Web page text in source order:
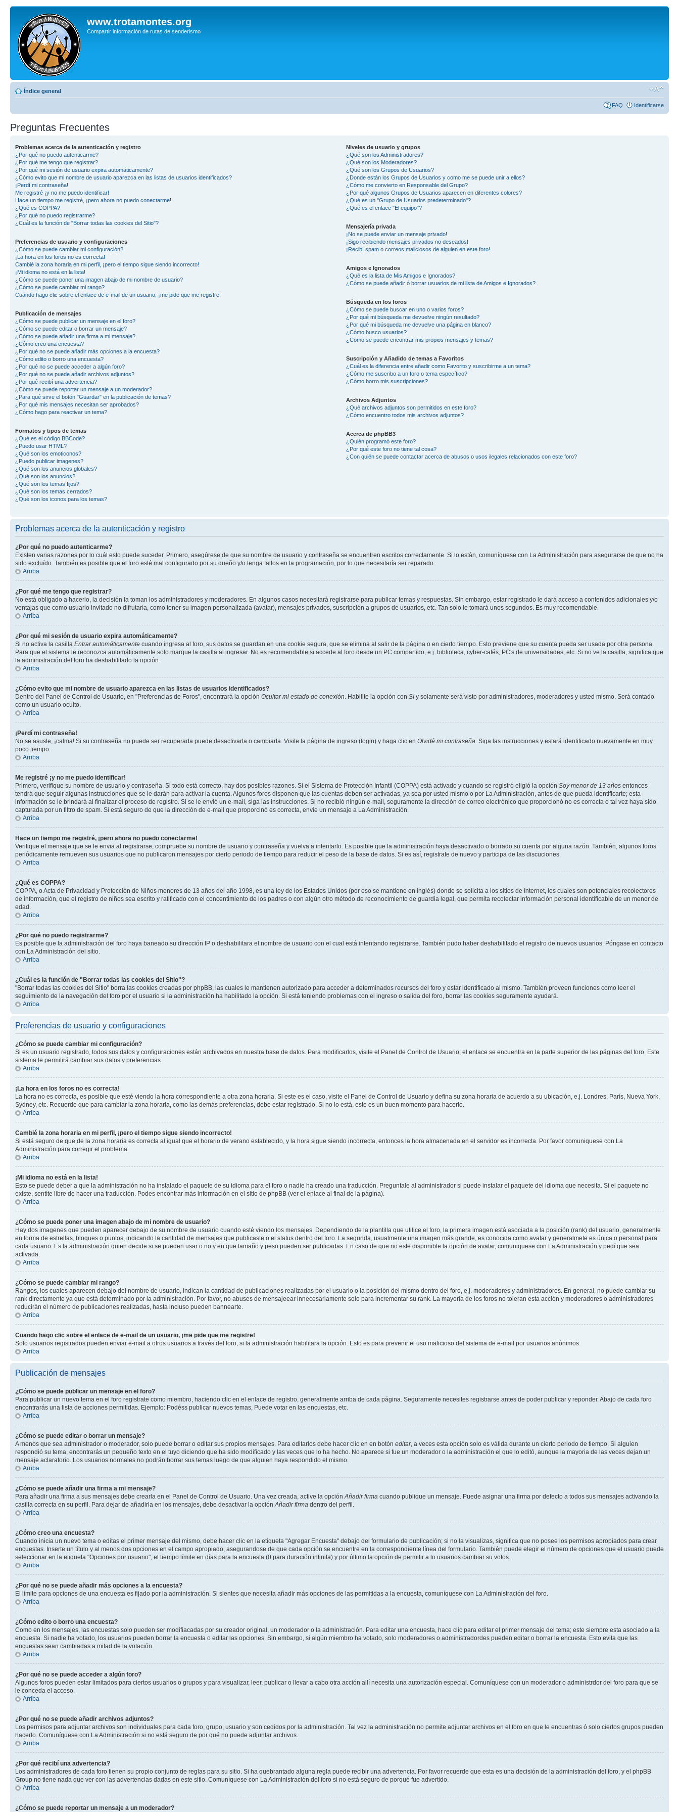
www.trotamontes.org
Compartir información de rutas de senderismo
Índice general
FAQ Identificarse
Preguntas Frecuentes
Problemas acerca de la autenticación y registro
¿Por qué no puedo autenticarme?
¿Por qué me tengo que registrar?
¿Por qué mi sesión de usuario expira automáticamente?
¿Cómo evito que mi nombre de usuario aparezca en las listas de usuarios identificados?
¡Perdí mi contraseña!
Me registré ¡y no me puedo identificar!
Hace un tiempo me registré, ¡pero ahora no puedo conectarme!
¿Qué es COPPA?
¿Por qué no puedo registrarme?
¿Cuál es la función de "Borrar todas las cookies del Sitio"?
Preferencias de usuario y configuraciones
¿Cómo se puede cambiar mi configuración?
¡La hora en los foros no es correcta!
Cambié la zona horaria en mi perfil, ¡pero el tiempo sigue siendo incorrecto!
¡Mi idioma no está en la lista!
¿Cómo se puede poner una imagen abajo de mi nombre de usuario?
¿Cómo se puede cambiar mi rango?
Cuando hago clic sobre el enlace de e-mail de un usuario, ¡me pide que me registre!
Publicación de mensajes
¿Cómo se puede publicar un mensaje en el foro?
¿Cómo se puede editar o borrar un mensaje?
¿Cómo se puede añadir una firma a mi mensaje?
¿Cómo creo una encuesta?
¿Por qué no se puede añadir más opciones a la encuesta?
¿Cómo edito o borro una encuesta?
¿Por qué no se puede acceder a algún foro?
¿Por qué no se puede añadir archivos adjuntos?
¿Por qué recibí una advertencia?
¿Cómo se puede reportar un mensaje a un moderador?
¿Para qué sirve el botón "Guardar" en la publicación de temas?
¿Por qué mis mensajes necesitan ser aprobados?
¿Cómo hago para reactivar un tema?
Formatos y tipos de temas
¿Qué es el código BBCode?
¿Puedo usar HTML?
¿Qué son los emoticonos?
¿Puedo publicar imagenes?
¿Qué son los anuncios globales?
¿Qué son los anuncios?
¿Qué son los temas fijos?
¿Qué son los temas cerrados?
¿Qué son los iconos para los temas?
Niveles de usuario y grupos
¿Qué son los Administradores?
¿Qué son los Moderadores?
¿Qué son los Grupos de Usuarios?
¿Donde están los Grupos de Usuarios y como me se puede unir a ellos?
¿Cómo me convierto en Responsable del Grupo?
¿Por qué algunos Grupos de Usuarios aparecen en diferentes colores?
¿Qué es un "Grupo de Usuarios predeterminado"?
¿Qué es el enlace "El equipo"?
Mensajería privada
¡No se puede enviar un mensaje privado!
¡Sigo recibiendo mensajes privados no deseados!
¡Recibí spam o correos maliciosos de alguien en este foro!
Amigos e Ignorados
¿Qué es la lista de Mis Amigos e Ignorados?
¿Cómo se puede añadir ó borrar usuarios de mi lista de Amigos e Ignorados?
Búsqueda en los foros
¿Cómo se puede buscar en uno o varios foros?
¿Por qué mi búsqueda me devuelve ningún resultado?
¿Por qué mi búsqueda me devuelve una página en blanco?
¿Cómo busco usuarios?
¿Como se puede encontrar mis propios mensajes y temas?
Suscripción y Añadido de temas a Favoritos
¿Cuál es la diferencia entre añadir como Favorito y suscribirme a un tema?
¿Cómo me suscribo a un foro o tema específico?
¿Cómo borro mis suscripciones?
Archivos Adjuntos
¿Qué archivos adjuntos son permitidos en este foro?
¿Cómo encuentro todos mis archivos adjuntos?
Acerca de phpBB3
¿Quién programó este foro?
¿Por qué este foro no tiene tal cosa?
¿Con quién se puede contactar acerca de abusos o usos ilegales relacionados con este foro?
Problemas acerca de la autenticación y registro
¿Por qué no puedo autenticarme?
Existen varias razones por lo cuál esto puede suceder. Primero, asegúrese de que su nombre de usuario y contraseña se encuentren escritos correctamente. Si lo están, comuníquese con La Administración para asegurarse de que no ha
sido excluído. También es posible que el foro esté mal configurado por su dueño y/o tenga fallos en la programación, por lo que necesitaría ser reparado.
Arriba
¿Por qué me tengo que registrar?
No está obligado a hacerlo, la decisión la toman los administradores y moderadores. En algunos casos necesitará registrarse para publicar temas y respuestas. Sin embargo, estar registrado le dará acceso a contenidos adicionales y/o
ventajas que como usuario invitado no difrutaría, como tener su imagen personalizada (avatar), mensajes privados, suscripción a grupos de usuarios, etc. Tan solo le tomará unos segundos. Es muy recomendable.
Arriba
¿Por qué mi sesión de usuario expira automáticamente?
Si no activa la casilla Entrar automáticamente cuando ingresa al foro, sus datos se guardan en una cookie segura, que se elimina al salir de la página o en cierto tiempo. Esto previene que su cuenta pueda ser usada por otra persona.
Para que el sistema le reconozca automáticamente solo marque la casilla al ingresar. No es recomendable si accede al foro desde un PC compartido, e.j. biblioteca, cyber-cafés, PC's de universidades, etc. Si no ve la casilla, significa que
la administración del foro ha deshabilitado la opción.
Arriba
¿Cómo evito que mi nombre de usuario aparezca en las listas de usuarios identificados?
Dentro del Panel de Control de Usuario, en "Preferencias de Foros", encontrará la opción Ocultar mi estado de conexión. Habilite la opción con SI y solamente será visto por administradores, moderadores y usted mismo. Será contado
como un usuario oculto.
Arriba
¡Perdí mi contraseña!
No se asuste, ¡calma! Si su contraseña no puede ser recuperada puede desactivarla o cambiarla. Visite la página de ingreso (login) y haga clic en Olvidé mi contraseña. Siga las instrucciones y estará identificado nuevamente en muy
poco tiempo.
Arriba
Me registré ¡y no me puedo identificar!
Primero, verifique su nombre de usuario y contraseña. Si todo está correcto, hay dos posibles razones. Si el Sistema de Protección Infantil (COPPA) está activado y cuando se registró eligió la opción Soy menor de 13 años entonces
tendrá que seguir algunas instrucciones que se le darán para activar la cuenta. Algunos foros disponen que las cuentas deben ser activadas, ya sea por usted mismo o por La Administración, antes de que pueda identificarte; esta
información se le brindará al finalizar el proceso de registro. Si se le envió un e-mail, siga las instrucciones. Si no recibió ningún e-mail, seguramente la dirección de correo electrónico que proporcionó no es correcta o tal vez haya sido
capturada por un filtro de spam. Si está seguro de que la dirección de e-mail que proporcinó es correcta, envíe un mensaje a La Administración.
Arriba
Hace un tiempo me registré, ¡pero ahora no puedo conectarme!
Verifique el mensaje que se le envia al registrarse, compruebe su nombre de usuario y contraseña y vuelva a intentarlo. Es posible que la administración haya desactivado o borrado su cuenta por alguna razón. También, algunos foros
periódicamente remueven sus usuarios que no publicaron mensajes por cierto periodo de tiempo para reducir el peso de la base de datos. Si es así, registrate de nuevo y participa de las discuciones.
Arriba
¿Qué es COPPA?
COPPA, o Acta de Privacidad y Protección de Niños menores de 13 años del año 1998, es una ley de los Estados Unidos (por eso se mantiene en inglés) donde se solicita a los sitios de Internet, los cuales son potenciales recolectores
de información, que el registro de niños sea escrito y ratificado con el concentimiento de los padres o con algún otro método de reconocimiento de guardia legal, que permita recolectar información personal identificable de un menor de
edad.
Arriba
¿Por qué no puedo registrarme?
Es posible que la administración del foro haya baneado su dirección IP o deshabilitara el nombre de usuario con el cual está intentando registrarse. También pudo haber deshabilitado el registro de nuevos usuarios. Póngase en contacto
con La Administración del sitio.
Arriba
¿Cuál es la función de "Borrar todas las cookies del Sitio"?
"Borrar todas las cookies del Sitio" borra las cookies creadas por phpBB, las cuales le mantienen autorizado para acceder a determinados recursos del foro y estar identificado al mismo. También proveen funciones como leer el
seguimiento de la navegación del foro por el usuario si la administración ha habilitado la opción. Si está teniendo problemas con el ingreso o salida del foro, borrar las cookies seguramente ayudará.
Arriba
Preferencias de usuario y configuraciones
¿Cómo se puede cambiar mi configuración?
Si es un usuario registrado, todos sus datos y configuraciones están archivados en nuestra base de datos. Para modificarlos, visite el Panel de Control de Usuario; el enlace se encuentra en la parte superior de las páginas del foro. Este
sistema le permitirá cambiar sus datos y preferencias.
Arriba
¡La hora en los foros no es correcta!
La hora no es correcta, es posible que esté viendo la hora correspondiente a otra zona horaria. Si este es el caso, visite el Panel de Control de Usuario y defina su zona horaria de acuerdo a su ubicación, e.j. Londres, París, Nueva York,
Sydney, etc. Recuerde que para cambiar la zona horaria, como las demás preferencias, debe estar registrado. Si no lo está, este es un buen momento para hacerlo.
Arriba
Cambié la zona horaria en mi perfil, ¡pero el tiempo sigue siendo incorrecto!
Si está seguro de que de la zona horaria es correcta al igual que el horario de verano establecido, y la hora sigue siendo incorrecta, entonces la hora almacenada en el servidor es incorrecta. Por favor comuniquese con La
Administración para corregir el problema.
Arriba
¡Mi idioma no está en la lista!
Esto se puede deber a que la administración no ha instalado el paquete de su idioma para el foro o nadie ha creado una traducción. Preguntale al administrador si puede instalar el paquete del idioma que necesita. Si el paquete no
existe, sentíte libre de hacer una traducción. Podes encontrar más información en el sitio de phpBB (ver el enlace al final de la página).
Arriba
¿Cómo se puede poner una imagen abajo de mi nombre de usuario?
Hay dos imagenes que pueden aparecer debajo de su nombre de usuario cuando esté viendo los mensajes. Dependiendo de la plantilla que utilice el foro, la primera imagen está asociada a la posición (rank) del usuario, generalmente
en forma de estrellas, bloques o puntos, indicando la cantidad de mensajes que publicaste o el status dentro del foro. La segunda, usualmente una imagen más grande, es conocida como avatar y generalmete es única o personal para
cada usuario. Es la administración quien decide si se pueden usar o no y en que tamaño y peso pueden ser publicadas. En caso de que no este disponible la opción de avatar, comuniquese con La Administración y pedí que sea
activada.
Arriba
¿Cómo se puede cambiar mi rango?
Rangos, los cuales aparecen debajo del nombre de usuario, indican la cantidad de publicaciones realizadas por el usuario o la posición del mismo dentro del foro, e.j. moderadores y administradores. En general, no puede cambiar su
rank directamente ya que está determinado por la administración. Por favor, no abuses de mensajeear innecesariamente solo para incrementar su rank. La mayoría de los foros no toleran esta acción y moderadores o administradores
reducirán el número de publicaciones realizadas, hasta incluso pueden bannearte.
Arriba
Cuando hago clic sobre el enlace de e-mail de un usuario, ¡me pide que me registre!
Solo usuarios registrados pueden enviar e-mail a otros usuarios a través del foro, si la administración habilitara la opción. Esto es para prevenir el uso malicioso del sistema de e-mail por usuarios anónimos.
Arriba
Publicación de mensajes
¿Cómo se puede publicar un mensaje en el foro?
Para publicar un nuevo tema en el foro registrate como miembro, haciendo clic en el enlace de registro, generalmente arriba de cada página. Seguramente necesites registrarse antes de poder publicar y reponder. Abajo de cada foro
encontrarás una lista de acciones permitidas. Ejemplo: Podéss publicar nuevos temas, Puede votar en las encuestas, etc.
Arriba
¿Cómo se puede editar o borrar un mensaje?
A menos que sea administrador o moderador, solo puede borrar o editar sus propios mensajes. Para editarlos debe hacer clic en en botón editar, a veces esta opción solo es válida durante un cierto periodo de tiempo. Si alguien
respondió su tema, encontrarás un pequeño texto en el tuyo diciendo que ha sido modificado y las veces que lo ha hecho. No aparece si fue un moderador o la administración el que lo editó, aunque la mayoria de las veces dejan un
mensaje aclaratorio. Los usuarios normales no podrán borrar sus temas luego de que alguien haya respondido el mismo.
Arriba
¿Cómo se puede añadir una firma a mi mensaje?
Para añadir una firma a sus mensajes debe crearla en el Panel de Control de Usuario. Una vez creada, active la opciónAñadir firma cuando publique un mensaje. Puede asignar una firma por defecto a todos sus mensajes activando la
casilla correcta en su perfil. Para dejar de añadirla en los mensajes, debe desactivar la opciónAñadir firma dentro del perfil.
Arriba
¿Cómo creo una encuesta?
Cuando inicia un nuevo tema o editas el primer mensaje del mismo, debe hacer clic en la etiqueta "Agregar Encuesta" debajo del formulario de publicación; si no la visualizas, significa que no posee los permisos apropiados para crear
encuestas. Inserte un título y al menos dos opciones en el campo apropiado, asegurandose de que cada opción se encuentre en la correspondiente línea del formulario. También puede elegir el número de opciones que el usuario puede
seleccionar en la etiqueta "Opciones por usuario", el tiempo límite en días para la encuesta (0 para duración infinita) y por último la opción de permitir a lo usuarios cambiar su votos.
Arriba
¿Por qué no se puede añadir más opciones a la encuesta?
El límite para opciones de una encuesta es fijado por la administración. Si sientes que necesita añadir más opciones de las permitidas a la encuesta, comuníquese con La Administración del foro.
Arriba
¿Cómo edito o borro una encuesta?
Como en los mensajes, las encuestas solo pueden ser modifiacadas por su creador original, un moderador o la administración. Para editar una encuesta, hace clic para editar el primer mensaje del tema; este siempre esta asociado a la
encuesta. Si nadie ha votado, los usuarios pueden borrar la encuesta o editar las opciones. Sin embargo, si algún miembro ha votado, solo moderadores o administradordes pueden editar o borrar la encuesta. Esto evita que las
encuestas sean cambiadas a mitad de la votación.
Arriba
¿Por qué no se puede acceder a algún foro?
Algunos foros pueden estar limitados para ciertos usuarios o grupos y para visualizar, leer, publicar o llevar a cabo otra acción allí necesita una autorización especial. Comuníquese con un moderador o administrdor del foro para que se
le conceda el acceso.
Arriba
¿Por qué no se puede añadir archivos adjuntos?
Los permisos para adjuntar archivos son individuales para cada foro, grupo, usuario y son cedidos por la administración. Tal vez la administración no permite adjuntar archivos en el foro en que le encuentras ó solo ciertos grupos pueden
hacerlo. Comuníquese con La Administración si no está seguro de por qué no puede adjuntar archivos.
Arriba
¿Por qué recibí una advertencia?
Los administradores de cada foro tienen su propio conjunto de reglas para su sitio. Si ha quebrantado alguna regla puede recibir una advertencia. Por favor recuerde que esta es una decisión de la administración del foro, y el phpBB
Group no tiene nada que ver con las advertencias dadas en este sitio. Comuníquese con La Administración del foro si no está seguro de porqué fue advertido.
Arriba
¿Cómo se puede reportar un mensaje a un moderador?